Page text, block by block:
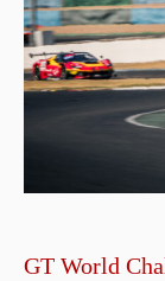
GT World